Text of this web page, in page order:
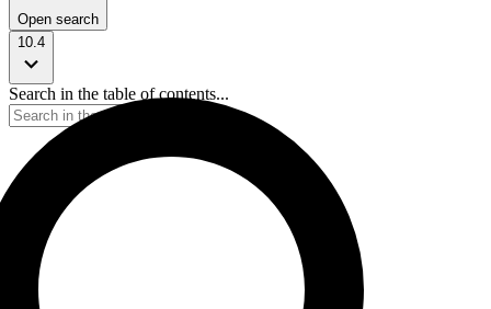
Open search
10.4
Search in the table of contents...